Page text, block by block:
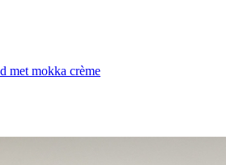
met mokka crème